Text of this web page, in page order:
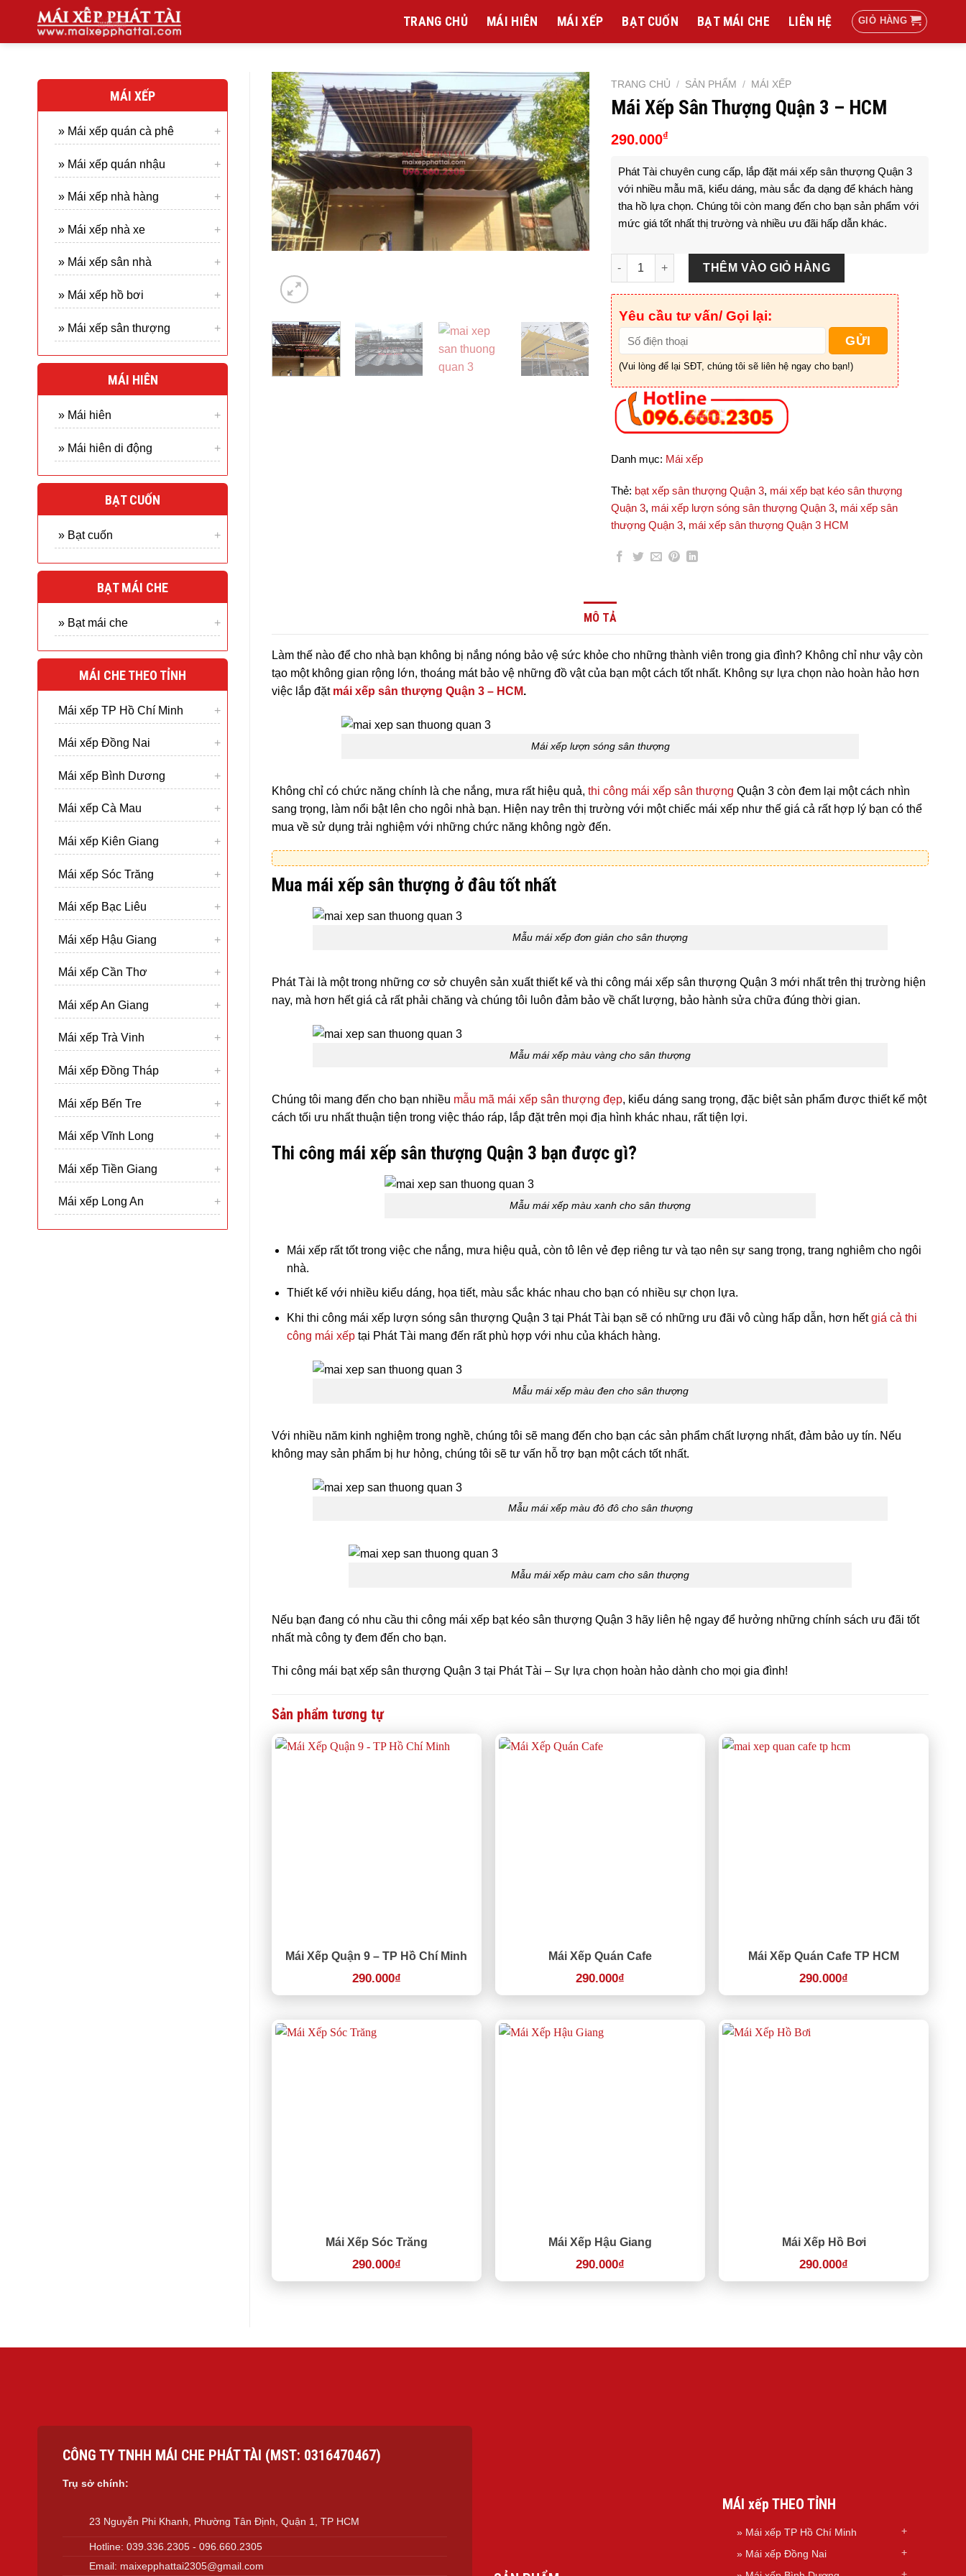
content
TRANG CHỦ MÁI HIÊN MÁI XẾP BẠT CUỐN BẠT MÁI CHE LIÊN HỆ GIỎ HÀNG
MÁI XẾP
» Mái xếp quán cà phê
» Mái xếp quán nhậu
» Mái xếp nhà hàng
» Mái xếp nhà xe
» Mái xếp sân nhà
» Mái xếp hồ bơi
» Mái xếp sân thượng
MÁI HIÊN
» Mái hiên
» Mái hiên di động
BẠT CUỐN
» Bạt cuốn
BẠT MÁI CHE
» Bạt mái che
MÁI CHE THEO TỈNH
Mái xếp TP Hồ Chí Minh
Mái xếp Đồng Nai
Mái xếp Bình Dương
Mái xếp Cà Mau
Mái xếp Kiên Giang
Mái xếp Sóc Trăng
Mái xếp Bạc Liêu
Mái xếp Hậu Giang
Mái xếp Cần Thơ
Mái xếp An Giang
Mái xếp Trà Vinh
Mái xếp Đồng Tháp
Mái xếp Bến Tre
Mái xếp Vĩnh Long
Mái xếp Tiền Giang
Mái xếp Long An
TRANG CHỦ / SẢN PHẨM / MÁI XẾP
Mái Xếp Sân Thượng Quận 3 – HCM
290.000₫
Phát Tài chuyên cung cấp, lắp đặt mái xếp sân thượng Quận 3
với nhiều mẫu mã, kiểu dáng, màu sắc đa dạng để khách hàng
tha hồ lựa chọn. Chúng tôi còn mang đến cho bạn sản phẩm với
mức giá tốt nhất thị trường và nhiều ưu đãi hấp dẫn khác.
Mái Xếp Sân Thượng Quận 3 - HCM số lượng
THÊM VÀO GIỎ HÀNG
Yêu cầu tư vấn/ Gọi lại:
(Vui lòng để lại SĐT, chúng tôi sẽ liên hệ ngay cho bạn!)
Danh mục: Mái xếp
Thẻ: bạt xếp sân thượng Quận 3, mái xếp bạt kéo sân thượng
Quận 3, mái xếp lượn sóng sân thượng Quận 3, mái xếp sân
thượng Quận 3, mái xếp sân thượng Quận 3 HCM
MÔ TẢ
Làm thế nào để cho nhà bạn không bị nắng nóng bảo vệ sức khỏe cho những thành viên trong gia đình? Không chỉ như vậy còn
tạo một không gian rộng lớn, thoáng mát bảo vệ những đồ vật của bạn một cách tốt nhất. Không sự lựa chọn nào hoàn hảo hơn
việc lắp đặt mái xếp sân thượng Quận 3 – HCM.
Mái xếp lượn sóng sân thượng
Không chỉ có chức năng chính là che nắng, mưa rất hiệu quả, thi công mái xếp sân thượng Quận 3 còn đem lại một cách nhìn
sang trọng, làm nổi bật lên cho ngôi nhà bạn. Hiện nay trên thị trường với một chiếc mái xếp như thế giá cả rất hợp lý bạn có thể
mua về sử dụng trải nghiệm với những chức năng không ngờ đến.
Mua mái xếp sân thượng ở đâu tốt nhất
Mẫu mái xếp đơn giản cho sân thượng
Phát Tài là một trong những cơ sở chuyên sản xuất thiết kế và thi công mái xếp sân thượng Quận 3 mới nhất trên thị trường hiện
nay, mà hơn hết giá cả rất phải chăng và chúng tôi luôn đảm bảo về chất lượng, bảo hành sửa chữa đúng thời gian.
Mẫu mái xếp màu vàng cho sân thượng
Chúng tôi mang đến cho bạn nhiều mẫu mã mái xếp sân thượng đẹp, kiểu dáng sang trọng, đặc biệt sản phẩm được thiết kế một
cách tối ưu nhất thuận tiện trong việc tháo ráp, lắp đặt trên mọi địa hình khác nhau, rất tiện lợi.
Thi công mái xếp sân thượng Quận 3 bạn được gì?
Mẫu mái xếp màu xanh cho sân thượng
Mái xếp rất tốt trong việc che nắng, mưa hiệu quả, còn tô lên vẻ đẹp riêng tư và tạo nên sự sang trọng, trang nghiêm cho ngôi
nhà.
Thiết kế với nhiều kiểu dáng, họa tiết, màu sắc khác nhau cho bạn có nhiều sự chọn lựa.
Khi thi công mái xếp lượn sóng sân thượng Quận 3 tại Phát Tài bạn sẽ có những ưu đãi vô cùng hấp dẫn, hơn hếtgiá cả thi
công mái xếptại Phát Tài mang đến rất phù hợp với nhu của khách hàng.
Mẫu mái xếp màu đen cho sân thượng
Với nhiều năm kinh nghiệm trong nghề, chúng tôi sẽ mang đến cho bạn các sản phẩm chất lượng nhất, đảm bảo uy tín. Nếu
không may sản phẩm bị hư hỏng, chúng tôi sẽ tư vấn hỗ trợ bạn một cách tốt nhất.
Mẫu mái xếp màu đỏ đô cho sân thượng
Mẫu mái xếp màu cam cho sân thượng
Nếu bạn đang có nhu cầu thi công mái xếp bạt kéo sân thượng Quận 3 hãy liên hệ ngay để hưởng những chính sách ưu đãi tốt
nhất mà công ty đem đến cho bạn.
Thi công mái bạt xếp sân thượng Quận 3 tại Phát Tài – Sự lựa chọn hoàn hảo dành cho mọi gia đình!
Sản phẩm tương tự
Mái Xếp Quận 9 – TP Hồ Chí Minh
290.000₫
Mái Xếp Quán Cafe
290.000₫
Mái Xếp Quán Cafe TP HCM
290.000₫
Mái Xếp Sóc Trăng
290.000₫
Mái Xếp Hậu Giang
290.000₫
Mái Xếp Hồ Bơi
290.000₫
CÔNG TY TNHH MÁI CHE PHÁT TÀI (MST: 0316470467)
Trụ sở chính:
23 Nguyễn Phi Khanh, Phường Tân Định, Quận 1, TP HCM
Hotline:039.336.2305 -096.660.2305
Email: maixepphattai2305@gmail.com
MÁI xếp THEO TỈNH
» Mái xếp TP Hồ Chí Minh
» Mái xếp Đồng Nai